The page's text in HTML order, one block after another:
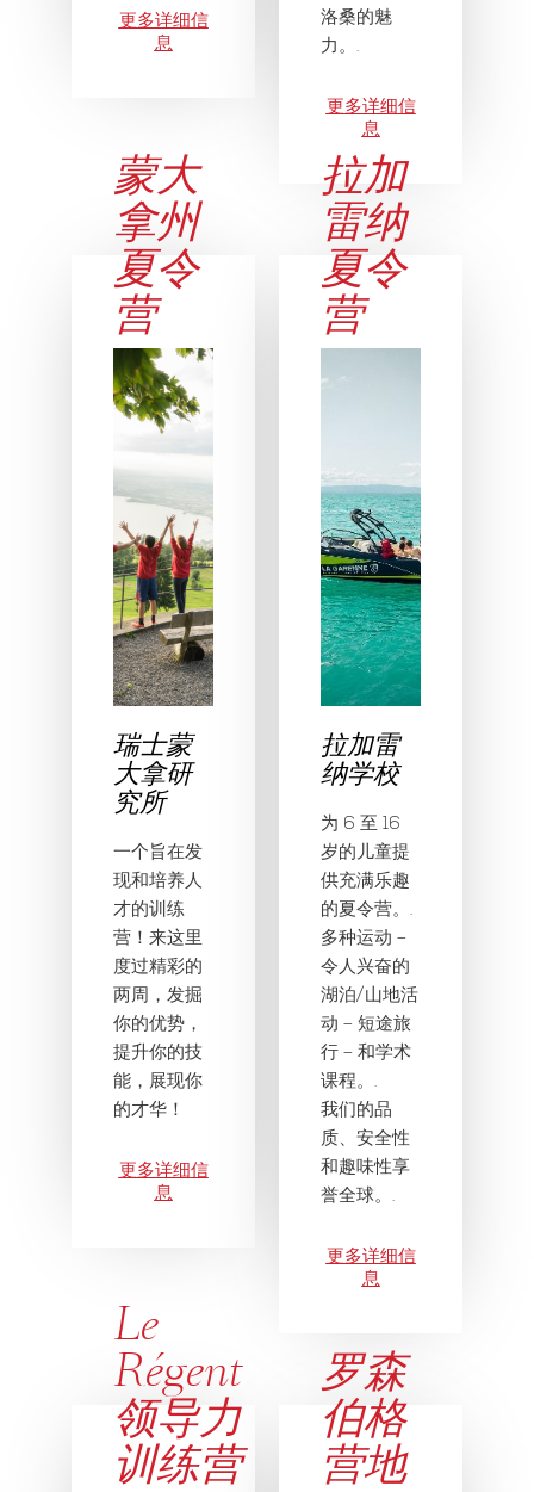
更多详细信
息
洛桑的魅
力。.
更多详细信
息
蒙大
拿州
夏令
营
瑞士蒙
大拿研
究所
一个旨在发
现和培养人
才的训练
营！来这里
度过精彩的
两周，发掘
你的优势，
提升你的技
能，展现你
的才华！
更多详细信
息
拉加
雷纳
夏令
营
拉加雷
纳学校
为 6 至 16
岁的儿童提
供充满乐趣
的夏令营。.
多种运动 –
令人兴奋的
湖泊/山地活
动 – 短途旅
行 – 和学术
课程。.
我们的品
质、安全性
和趣味性享
誉全球。.
更多详细信
息
Le
Régent
领导力
训练营
罗森
伯格
营地